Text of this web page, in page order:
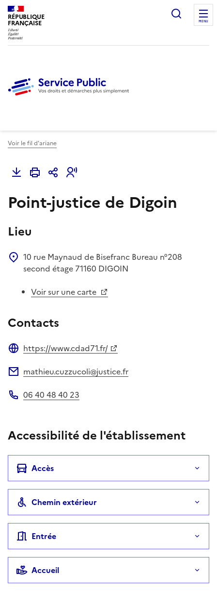
RÉPUBLIQUE
FRANÇAISE
Ouvrir
MENU
Voir le fil d'ariane
Point-justice de Digoin
Lieu
10 rue Maynaud de Bisefranc Bureau n°208
second étage 71160 DIGOIN
Voir sur une carte
Contacts
https://www.cdad71.fr/
mathieu.cuzzucoli@justice.fr
06 40 48 40 23
Accessibilité de l'établissement
Accès
Chemin extérieur
Entrée
Accueil